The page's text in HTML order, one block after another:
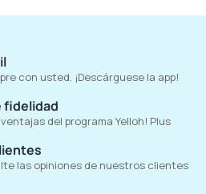
con usted. ¡Descárguese la app!
fidelidad
del programa Yelloh! Plus
las opiniones de nuestros clientes